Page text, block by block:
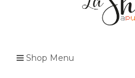
Shop Menu